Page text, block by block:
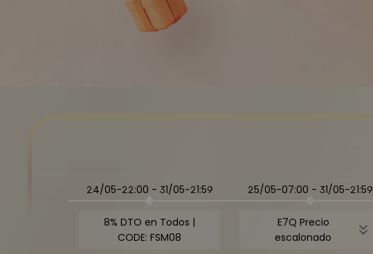
24/05-22:00 - 31/05-21:59
8% DTO en Todos |
CODE: FSM08
25/05-07:00 - 31/05-21:59
E7Q Precio
escalonado